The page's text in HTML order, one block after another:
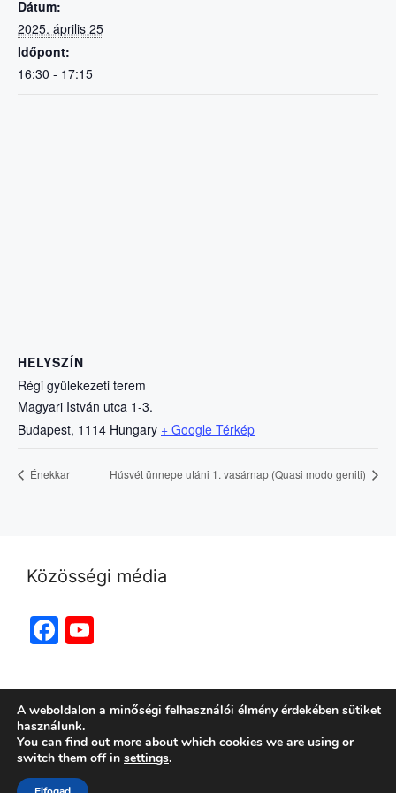
Dátum:
2025. április 25
Időpont:
16:30 - 17:15
HELYSZÍN
Régi gyülekezeti terem
Magyari István utca 1-3.
Budapest, 1114 Hungary + Google Térkép
Énekkar Húsvét ünnepe utáni 1. vasárnap (Quasi modo geniti)
Közösségi média
Facebook
A weboldalon a minőségi felhasználói élmény érdekében sütiket
használunk.
You can find out more about which cookies we are using or
switch them off in settings.